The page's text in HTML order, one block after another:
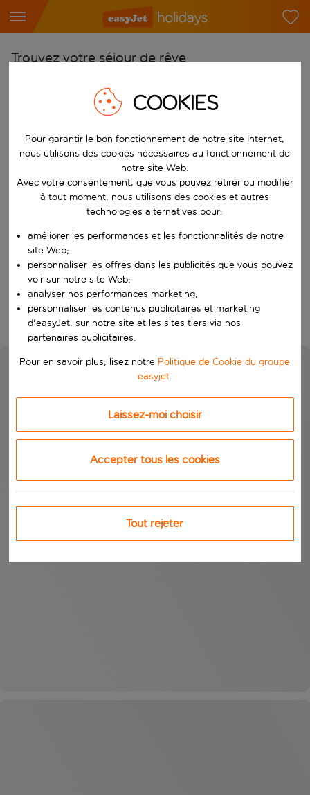
Trouvez votre séjour de rêve
Choisissez votre aéroport
Commencez à taper pour la saisie automatique. Lorsque les
Choisissez votre destination
Vers
Choisissez vos dates
Quand
Qui
Rechercher
COOKIES
Pour garantir le bon fonctionnement de notre site Internet,
nous utilisons des cookies nécessaires au fonctionnement de
notre site Web.
Avec votre consentement, que vous pouvez retirer ou modifier
à tout moment, nous utilisons des cookies et autres
technologies alternatives pour:
améliorer les performances et les fonctionnalités de notre
site Web;
personnaliser les offres dans les publicités que vous pouvez
voir sur notre site Web;
analyser nos performances marketing;
personnaliser les contenus publicitaires et marketing
d'easyJet, sur notre site et les sites tiers via nos
partenaires publicitaires.
Pour en savoir plus, lisez notre Politique de Cookie du groupe
easyjet.
Laissez-moi choisir
Accepter tous les cookies
Tout rejeter